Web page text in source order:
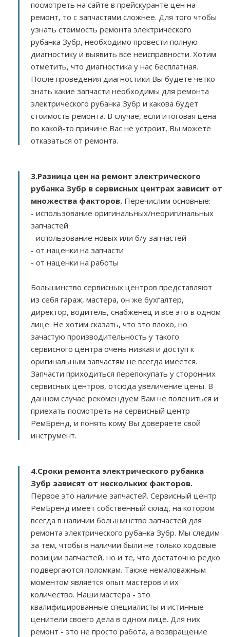
посмотреть на сайте в прейскуранте цен на
ремонт, то с запчастями сложнее. Для того чтобы
узнать стоимость ремонта электрического
рубанка Зубр, необходимо провести полную
диагностику и выявить все неисправности. Хотим
отметить, что диагностика у нас бесплатная.
После проведения диагностики Вы будете четко
знать какие запчасти необходимы для ремонта
электрического рубанка Зубр и какова будет
стоимость ремонта. В случае, если итоговая цена
по какой-то причине Вас не устроит, Вы можете
отказаться от ремонта.
3.Разница цен на ремонт электрического
рубанка Зубр в сервисных центрах зависит от
множества факторов. Перечислим основные:
- использование оригинальных/неоригинальных
запчастей
- использование новых или б/у запчастей
- от наценки на запчасти
- от наценки на работы
Большинство сервисных центров представляют
из себя гараж, мастера, он же бухгалтер,
директор, водитель, снабженец и все это в одном
лице. Не хотим сказать, что это плохо, но
зачастую производительность у такого
сервисного центра очень низкая и доступ к
оригинальным запчастям не всегда имеется.
Запчасти приходиться перепокупать у сторонних
сервисных центров, отсюда увеличение цены. В
данном случае рекомендуем Вам не полениться и
приехать посмотреть на сервисный центр
РемБренд, и понять кому Вы доверяете свой
инструмент.
4.Сроки ремонта электрического рубанка
Зубр зависят от нескольких факторов.
Первое это наличие запчастей. Сервисный центр
РемБренд имеет собственный склад, на котором
всегда в наличии большинство запчастей для
ремонта электрического рубанка Зубр. Мы следим
за тем, чтобы в наличии были не только ходовые
позиции запчастей, но и те, что достаточно редко
подвергаются поломкам. Также немаловажным
моментом является опыт мастеров и их
количество. Наши мастера - это
квалифицированные специалисты и истинные
ценители своего дела в одном лице. Для них
ремонт - это не просто работа, а возвращение